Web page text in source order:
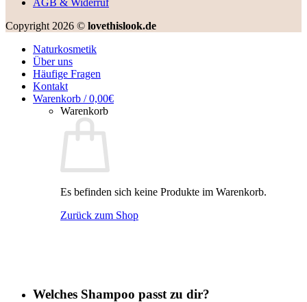
AGB & Widerruf
Copyright 2026 © lovethislook.de
Naturkosmetik
Über uns
Häufige Fragen
Kontakt
Warenkorb /0,00€
Warenkorb
Es befinden sich keine Produkte im Warenkorb.
Zurück zum Shop
Welches Shampoo passt zu dir?